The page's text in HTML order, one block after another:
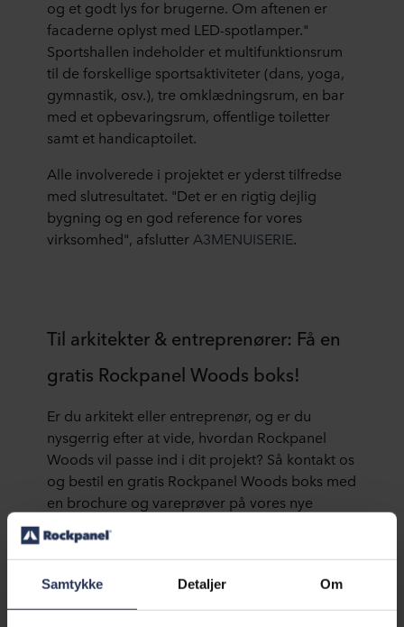
Samtykke Detaljer Om
og et godt lys for brugerne. Om aftenen er
facaderne oplyst med LED-spotlamper."
Sportshallen indeholder et multifunktionsrum
til de forskellige sportsaktiviteter (dans, yoga,
gymnastik, osv.), tre omklædningsrum, en bar
med et opbevaringsrum, offentlige toiletter
samt et handicaptoilet.
Alle involverede i projektet er yderst tilfredse
med slutresultatet. "Det er en rigtig dejlig
bygning og en god reference for vores
virksomhed", afslutter A3MENUISERIE.
Til arkitekter & entreprenører: Få en
gratis Rockpanel Woods boks!
Er du arkitekt eller entreprenør, og er du
nysgerrig efter at vide, hvordan Rockpanel
Woods vil passe ind i dit projekt? Så kontakt os
og bestil en gratis Rockpanel Woods boks med
en brochure og vareprøver på vores nye